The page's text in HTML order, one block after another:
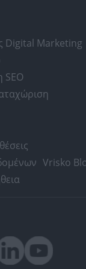
Digital Marketing
SEO
Vrisko